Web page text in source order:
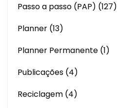
Passo a passo (PAP) (127)
Planner (13)
Planner Permanente (1)
Publicações (4)
Reciclagem (4)